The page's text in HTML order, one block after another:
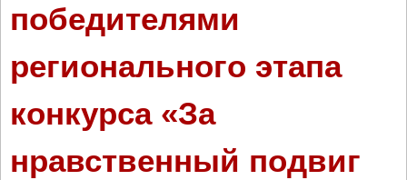
победителями
регионального этапа
конкурса «За
нравственный подвиг